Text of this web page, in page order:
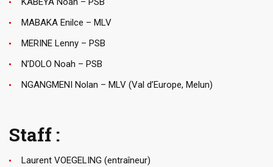
MABAKA Enilce – MLV
MERINE Lenny – PSB
N’DOLO Noah – PSB
NGANGMENI Nolan – MLV (Val d’Europe, Melun)
Staff :
Laurent VOEGELING (entraîneur)